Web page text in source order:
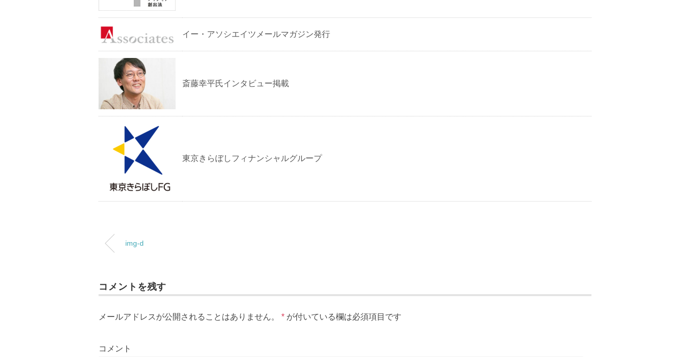
イー・アソシエイツメールマガジン発行
斎藤幸平氏インタビュー掲載
東京きらぼしフィナンシャルグループ
img-d
コメントを残す
メールアドレスが公開されることはありません。 * が付いている欄は必須項目です
コメント